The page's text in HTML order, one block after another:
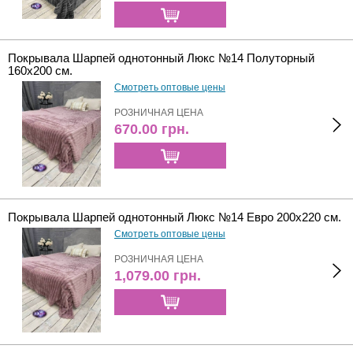
Покрывала Шарпей однотонный Люкс №14 Полуторный
160х200 см.
Смотреть оптовые цены
РОЗНИЧНАЯ ЦЕНА
670.00 грн.
Покрывала Шарпей однотонный Люкс №14 Евро 200х220 см.
Смотреть оптовые цены
РОЗНИЧНАЯ ЦЕНА
1,079.00 грн.